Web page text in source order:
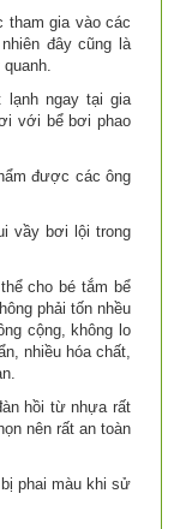
tham gia vào các
đây cũng là
lạnh ngay tại gia
với bể bơi phao
được các ông
vầy bơi lội trong
cho bé tắm bể
phải tốn nhều
cộng, không lo
nhiều hóa chất,
hồi từ nhựa rất
nên rất an toàn
phai màu khi sử